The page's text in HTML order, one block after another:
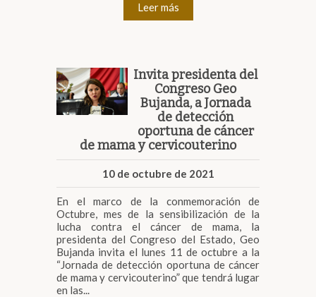
Leer más
Invita presidenta del
Congreso Geo
Bujanda, a Jornada
de detección
oportuna de cáncer
de mama y cervicouterino
10 de octubre de 2021
En el marco de la conmemoración de
Octubre, mes de la sensibilización de la
lucha contra el cáncer de mama, la
presidenta del Congreso del Estado, Geo
Bujanda invita el lunes 11 de octubre a la
“Jornada de detección oportuna de cáncer
de mama y cervicouterino” que tendrá lugar
en las...